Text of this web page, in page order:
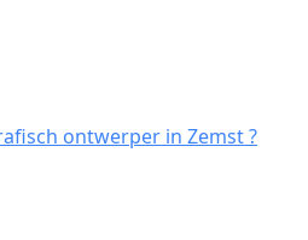
ontwerper in Zemst ?